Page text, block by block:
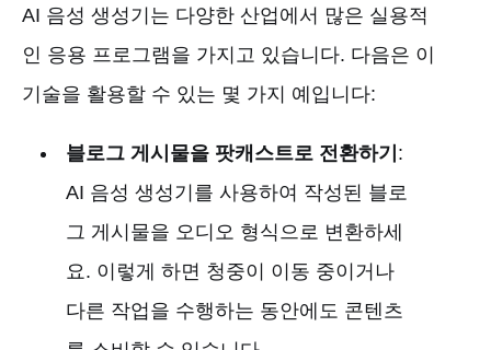
AI 음성 생성기는 다양한 산업에서 많은 실용적
인 응용 프로그램을 가지고 있습니다. 다음은 이
기술을 활용할 수 있는 몇 가지 예입니다:
블로그 게시물을 팟캐스트로 전환하기 :
AI 음성 생성기를 사용하여 작성된 블로
그 게시물을 오디오 형식으로 변환하세
요. 이렇게 하면 청중이 이동 중이거나
다른 작업을 수행하는 동안에도 콘텐츠